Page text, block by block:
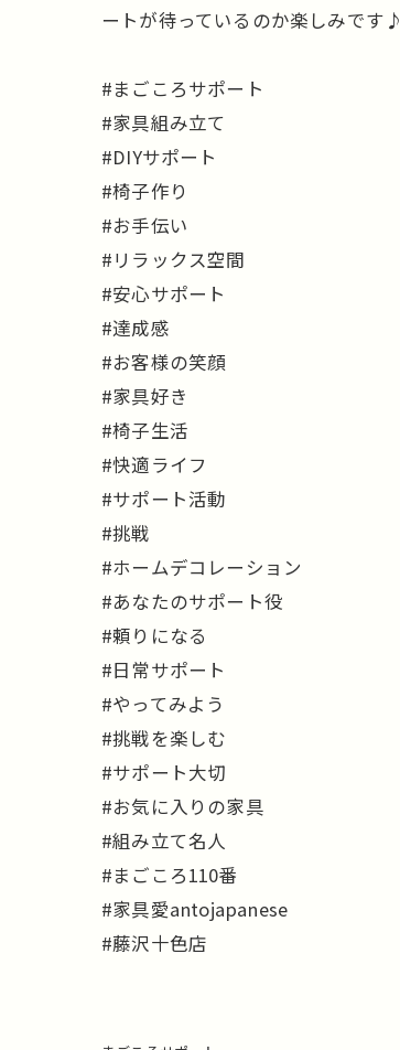
ートが待っているのか楽しみです♪
#まごころサポート
#家具組み立て
#DIYサポート
#椅子作り
#お手伝い
#リラックス空間
#安心サポート
#達成感
#お客様の笑顔
#家具好き
#椅子生活
#快適ライフ
#サポート活動
#挑戦
#ホームデコレーション
#あなたのサポート役
#頼りになる
#日常サポート
#やってみよう
#挑戦を楽しむ
#サポート大切
#お気に入りの家具
#組み立て名人
#まごころ110番
#家具愛antojapanese
#藤沢十色店